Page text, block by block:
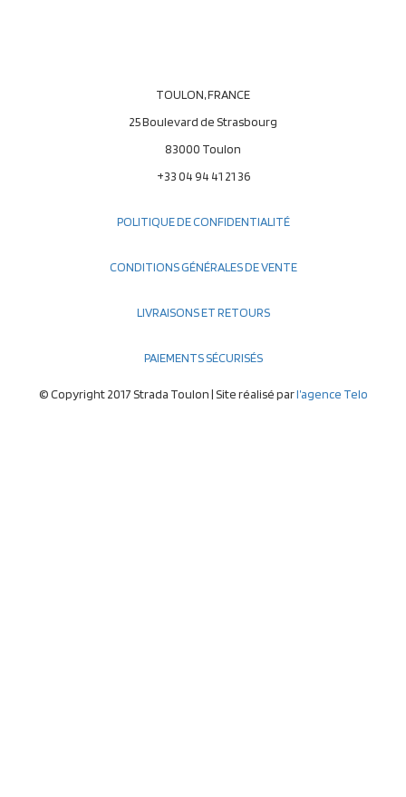
TOULON, FRANCE
25 Boulevard de Strasbourg
83000 Toulon
+33 04 94 41 21 36
POLITIQUE DE CONFIDENTIALITÉ
CONDITIONS GÉNÉRALES DE VENTE
LIVRAISONS ET RETOURS
PAIEMENTS SÉCURISÉS
© Copyright 2017 Strada Toulon | Site réalisé parl’agence Telo